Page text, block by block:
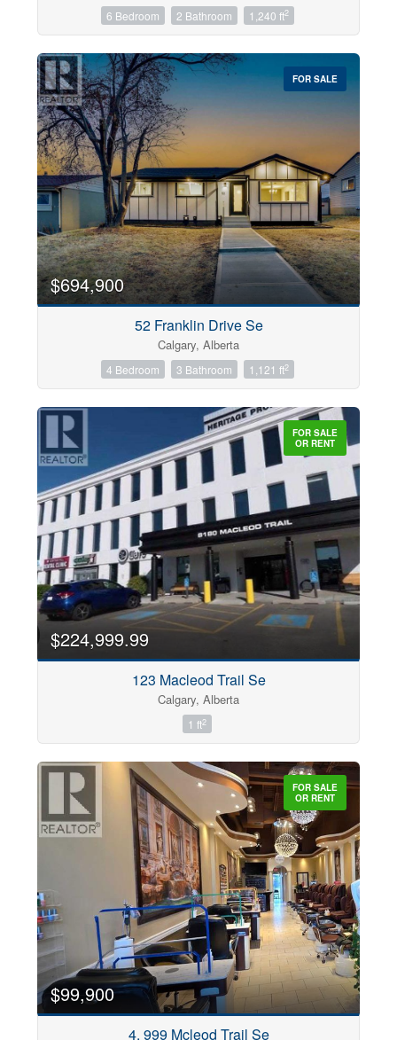
6 Bedroom 2 Bathroom 1,240 ft2
FOR SALE
$694,900
52 Franklin Drive Se
Calgary, Alberta
4 Bedroom 3 Bathroom 1,121 ft2
FOR SALE
OR RENT
$224,999.99
123 Macleod Trail Se
Calgary, Alberta
1 ft2
FOR SALE
OR RENT
$99,900
4, 999 Mcleod Trail Se